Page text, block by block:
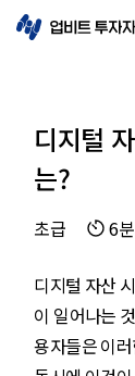
디지털
는?
초급 6
디지털 자산
이 일어나는
용자들은 이